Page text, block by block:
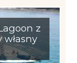
z
własny